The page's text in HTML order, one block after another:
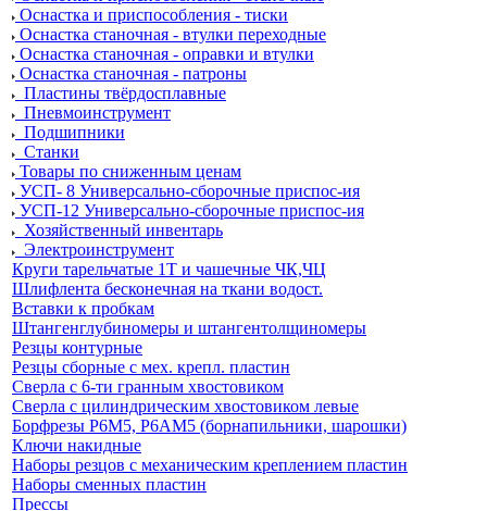
Оснастка и приспособления - тиски
Оснастка станочная - втулки переходные
Оснастка станочная - оправки и втулки
Оснастка станочная - патроны
Пластины твёрдосплавные
Пневмоинструмент
Подшипники
Станки
Товары по сниженным ценам
УСП- 8 Универсально-сборочные приспос-ия
УСП-12 Универсально-сборочные приспос-ия
Хозяйственный инвентарь
Электроинструмент
Круги тарельчатые 1Т и чашечные ЧК,ЧЦ
Шлифлента бесконечная на ткани водост.
Вставки к пробкам
Штангенглубиномеры и штангентолщиномеры
Резцы контурные
Резцы сборные с мех. крепл. пластин
Сверла с 6-ти гранным хвостовиком
Сверла с цилиндрическим хвостовиком левые
Борфрезы Р6М5, Р6АМ5 (борнапильники, шарошки)
Ключи накидные
Наборы резцов с механическим креплением пластин
Наборы сменных пластин
Прессы